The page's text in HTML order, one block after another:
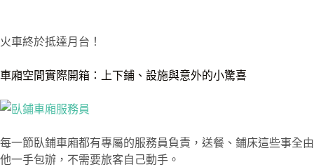
火車終於抵達月台！
車廂空間實際開箱：上下鋪、設施與意外的小驚喜
每一節臥鋪車廂都有專屬的服務員負責，送餐、鋪床這些事全由
他一手包辦，不需要旅客自己動手。